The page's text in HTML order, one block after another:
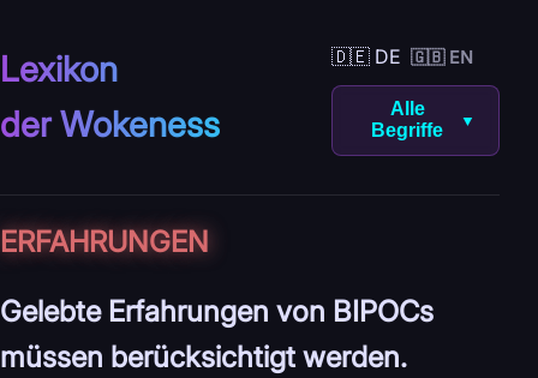
Lexikon
der Wokeness
🇩🇪 DE 🇬🇧 EN
Alle
Begriffe
▼
ER­FAHRUNGEN
Gelebte Erfahrungen von BIPOCs
müssen berücksichtigt werden.